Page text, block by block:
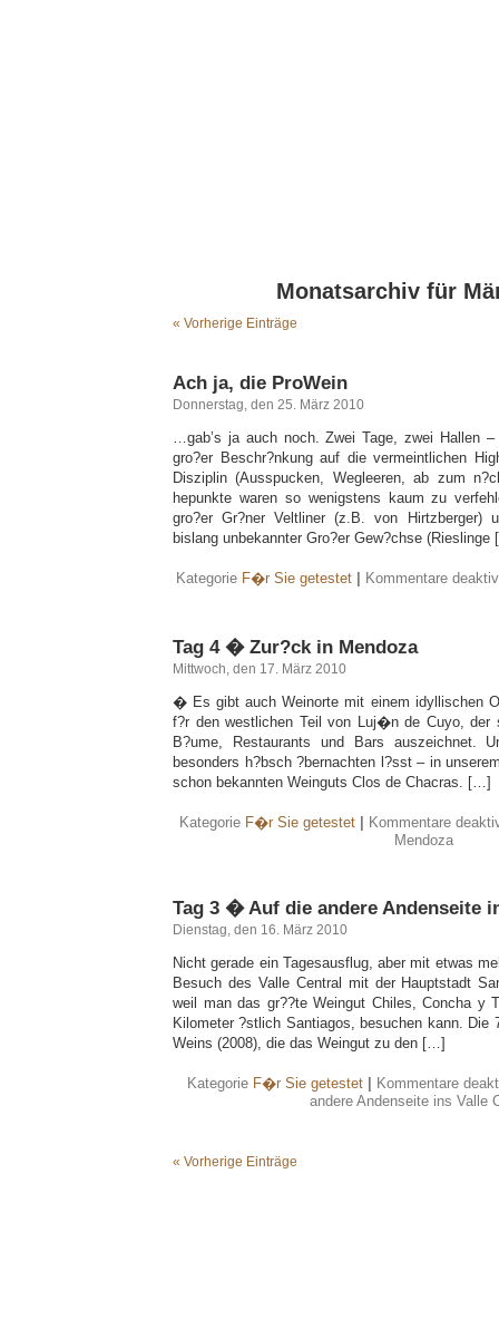
Monatsarchiv für
« Vorherige Einträge
Ach ja, die ProWein
Donnerstag, den 25. März 2010
…gab’s ja auch noch. Zwei Tage, zwei Hallen
gro?er Beschr?nkung auf die vermeintlichen
Disziplin (Ausspucken, Wegleeren, ab zum
hepunkte waren so wenigstens kaum zu
gro?er Gr?ner Veltliner (z.B. von Hirtzberger)
bislang unbekannter Gro?er Gew?chse
Kategorie F�r Sie getestet Kommentare
Tag 4 � Zur?ck in Mendoza
Mittwoch, den 17. März 2010
� Es gibt auch Weinorte mit einem idyllischen
f?r den westlichen Teil von Luj�n de Cuyo, der
B?ume, Restaurants und Bars auszeichnet.
besonders h?bsch ?bernachten l?sst – in
schon bekannten Weinguts Clos de Chacras. […]
Kategorie F�r Sie getestet
Kommentare
Mendoza
Tag 3 � Auf die andere Andenseite
Dienstag, den 16. März 2010
Nicht gerade ein Tagesausflug, aber mit etwas
Besuch des Valle Central mit der Hauptstadt
weil man das gr??te Weingut Chiles, Concha y
Kilometer ?stlich Santiagos, besuchen kann. Die
Weins (2008), die das Weingut zu den […]
Kategorie F�r Sie getestet
Kommentare
andere Andenseite ins Valle
« Vorherige Einträge